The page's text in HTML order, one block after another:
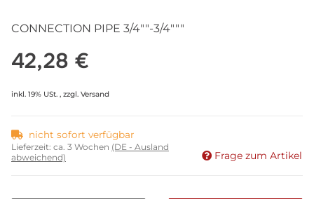
CONNECTION PIPE 3/4""-3/4"""
42,28 €
inkl. 19% USt. , zzgl. Versand
nicht sofort verfügbar
Lieferzeit: ca. 3 Wochen (DE - Ausland
abweichend)
Frage zum Artikel